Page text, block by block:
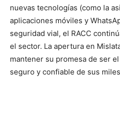
nuevas tecnologías (como la
aplicaciones móviles y
seguridad vial, el RACC
el sector. La apertura en
mantener su promesa de ser
seguro y confiable de sus